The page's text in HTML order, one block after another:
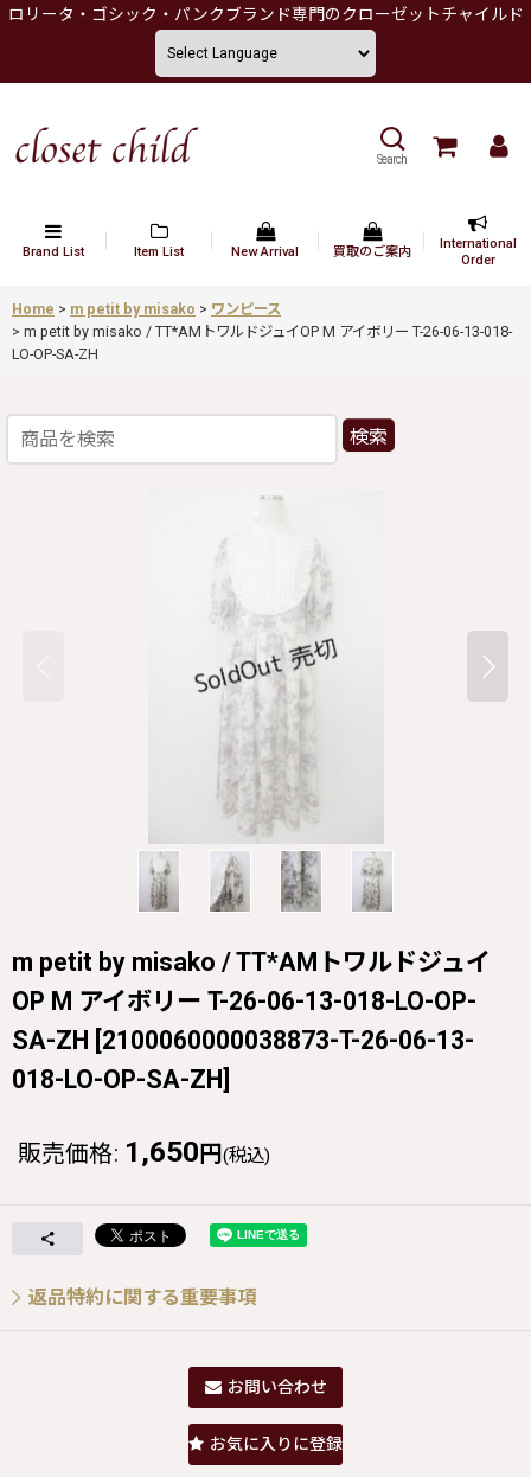
ロリータ・ゴシック・パンクブランド専門のクローゼットチャイルド
Search
Brand List Item List New Arrival 買取のご案内
International
Order
Home > m petit by misako > ワンピース
> m petit by misako / TT*AMトワルドジュイOP M アイボリー T-26-06-13-018-
LO-OP-SA-ZH
検索
m petit by misako / TT*AMトワルドジュイ
OP M アイボリー T-26-06-13-018-LO-OP-
SA-ZH [2100060000038873-T-26-06-13-
018-LO-OP-SA-ZH]
販売価格: 1,650 円 (税込)
返品特約に関する重要事項
お問い合わせ
お気に入りに登録